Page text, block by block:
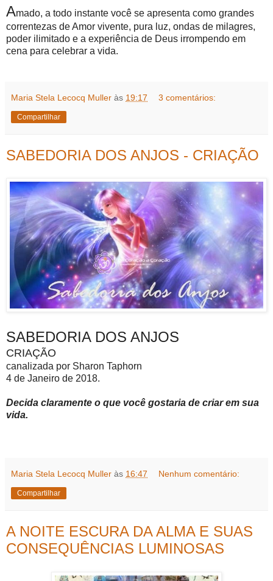
Amado, a todo instante você se apresenta como grandes
correntezas de Amor vivente, pura luz, ondas de milagres,
poder ilimitado e a experiência de Deus irrompendo em
cena para celebrar a vida.
Maria Stela Lecocq Muller às 19:17 3 comentários:
Compartilhar
SABEDORIA DOS ANJOS - CRIAÇÃO
SABEDORIA DOS ANJOS
CRIAÇÃO
canalizada por Sharon Taphorn
4 de Janeiro de 2018.
Decida claramente o que você gostaria de criar em sua
vida.
Maria Stela Lecocq Muller às 16:47 Nenhum comentário:
Compartilhar
A NOITE ESCURA DA ALMA E SUAS
CONSEQUÊNCIAS LUMINOSAS